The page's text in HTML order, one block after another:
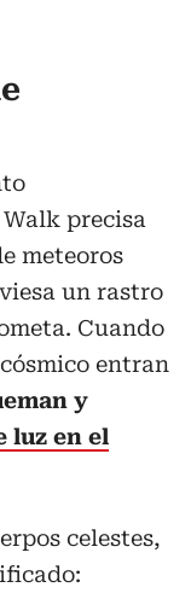
precisa
meteoros
un rastro
Cuando
entran
y
luz en el
celestes,